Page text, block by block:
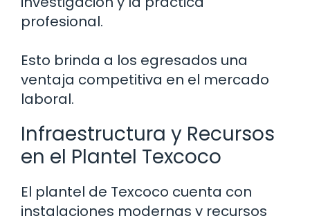
profesional.
Esto brinda a los egresados una
ventaja competitiva en el mercado
laboral.
Infraestructura y Recursos
en el Plantel Texcoco
El plantel de Texcoco cuenta con
instalaciones modernas y recursos